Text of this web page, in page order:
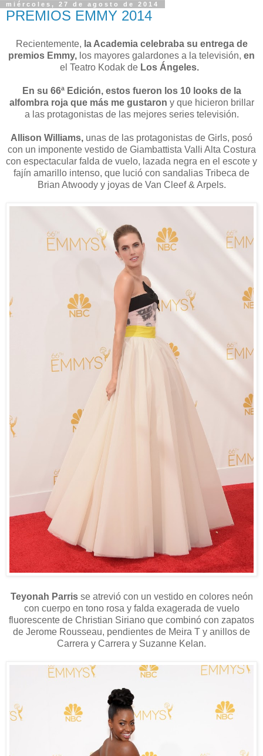
miércoles, 27 de agosto de 2014
PREMIOS EMMY 2014
Recientemente, la Academia celebraba su entrega de
premios Emmy, los mayores galardones a la televisión, en
el Teatro Kodak de Los Ángeles.
En su 66ª Edición, estos fueron los 10 looks de la
alfombra roja que más me gustaron y que hicieron brillar
a las protagonistas de las mejores series televisión.
Allison Williams, unas de las protagonistas de Girls, posó
con un imponente vestido de Giambattista Valli Alta Costura
con espectacular falda de vuelo, lazada negra en el escote y
fajín amarillo intenso, que lució con sandalias Tribeca de
Brian Atwoody y joyas de Van Cleef & Arpels.
Teyonah Parris se atrevió con un vestido en colores neón
con cuerpo en tono rosa y falda exagerada de vuelo
fluorescente de Christian Siriano que combinó con zapatos
de Jerome Rousseau, pendientes de Meira T y anillos de
Carrera y Carrera y Suzanne Kelan.